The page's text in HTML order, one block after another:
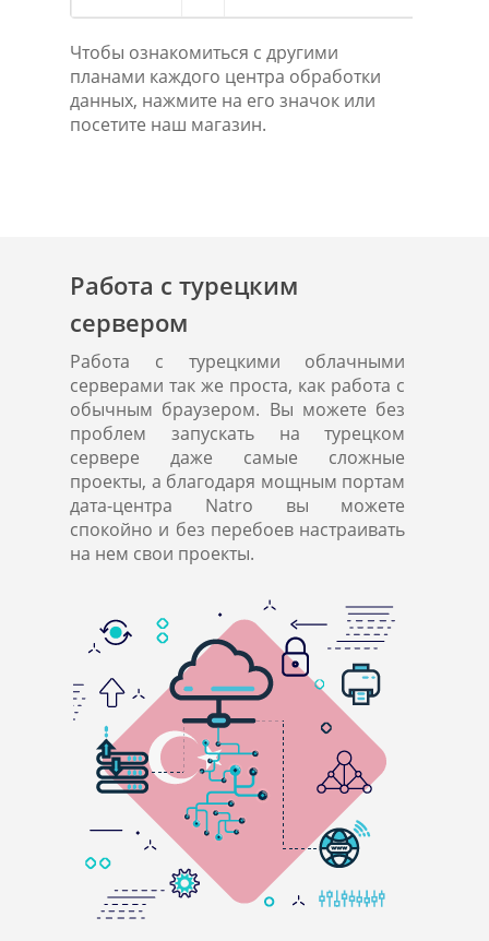
Чтобы ознакомиться с другими
планами каждого центра обработки
данных, нажмите на его значок или
посетите наш магазин.
Работа с турецким
сервером
Работа с турецкими облачными
серверами так же проста, как работа с
обычным браузером. Вы можете без
проблем запускать на турецком
сервере даже самые сложные
проекты, а благодаря мощным портам
дата-центра Natro вы можете
спокойно и без перебоев настраивать
на нем свои проекты.